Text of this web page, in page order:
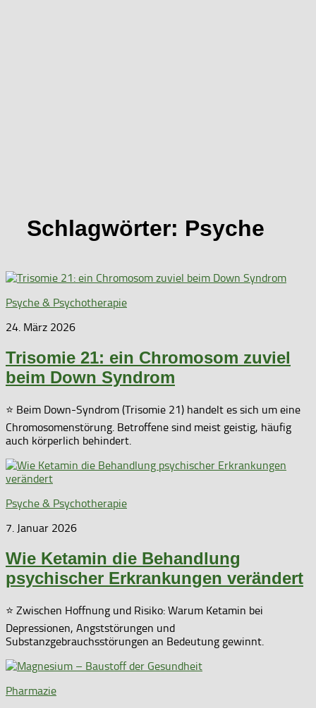
Schlagwörter: Psyche
Psyche & Psychotherapie
24. März 2026
Trisomie 21: ein Chromosom zuviel
beim Down Syndrom
⭐ Beim Down-Syndrom (Trisomie 21) handelt es sich um eine
Chromosomenstörung. Betroffene sind meist geistig, häufig
auch körperlich behindert.
Psyche & Psychotherapie
7. Januar 2026
Wie Ketamin die Behandlung
psychischer Erkrankungen verändert
⭐ Zwischen Hoffnung und Risiko: Warum Ketamin bei
Depressionen, Angststörungen und
Substanzgebrauchsstörungen an Bedeutung gewinnt.
Pharmazie